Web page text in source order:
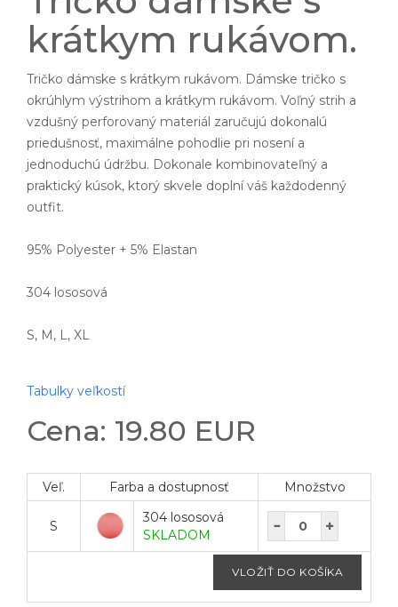
krátkym rukávom.
Tričko dámske s krátkym rukávom. Dámske tričko s
okrúhlym výstrihom a krátkym rukávom. Voľný strih a
vzdušný perforovaný materiál zaručujú dokonalú
priedušnosť, maximálne pohodlie pri nosení a
jednoduchú údržbu. Dokonale kombinovateľný a
praktický kúsok, ktorý skvele doplní váš každodenný
outfit.
95% Polyester + 5% Elastan
304 lososová
S, M, L, XL
Tabulky veľkostí
Cena: 19.80 EUR
Veľ. Farba a dostupnosť Množstvo
S
304 lososová
SKLADOM